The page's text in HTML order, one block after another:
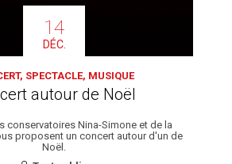
14
DÉC.
SPECTACLE, MUSIQUE
autour de Noël
conservatoires Nina-Simone et de la
proposent un concert autour d'un de
Noël.